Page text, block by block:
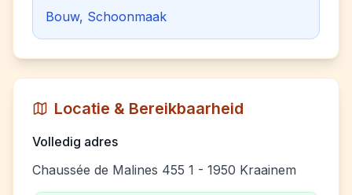
Bouw, Schoonmaak
Locatie & Bereikbaarheid
Volledig adres
Chaussée de Malines 455 1 - 1950 Kraainem